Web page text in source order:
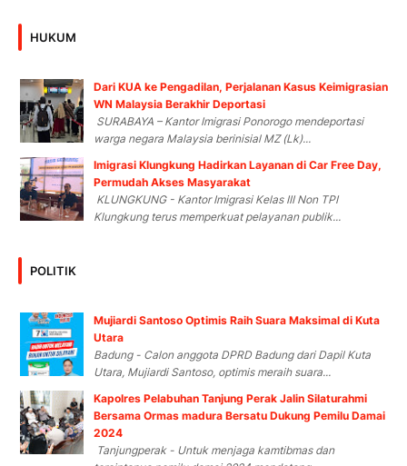
HUKUM
Dari KUA ke Pengadilan, Perjalanan Kasus Keimigrasian
WN Malaysia Berakhir Deportasi
SURABAYA – Kantor Imigrasi Ponorogo mendeportasi
warga negara Malaysia berinisial MZ (Lk)...
Imigrasi Klungkung Hadirkan Layanan di Car Free Day,
Permudah Akses Masyarakat
KLUNGKUNG - Kantor Imigrasi Kelas III Non TPI
Klungkung terus memperkuat pelayanan publik...
POLITIK
Mujiardi Santoso Optimis Raih Suara Maksimal di Kuta
Utara
Badung - Calon anggota DPRD Badung dari Dapil Kuta
Utara, Mujiardi Santoso, optimis meraih suara...
Kapolres Pelabuhan Tanjung Perak Jalin Silaturahmi
Bersama Ormas madura Bersatu Dukung Pemilu Damai
2024
Tanjungperak - Untuk menjaga kamtibmas dan